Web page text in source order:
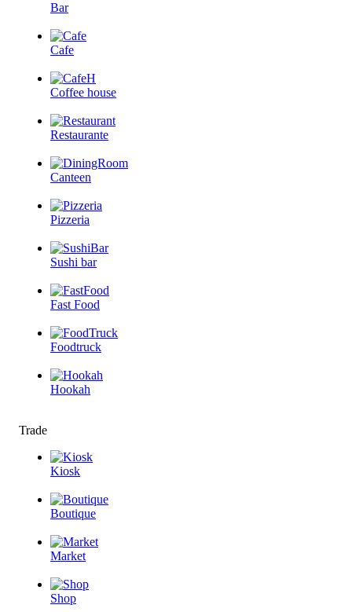
Bar
Cafe
Coffee house
Restaurante
Canteen
Pizzeria
Sushi bar
Fast Food
Foodtruck
Hookah
Trade
Kiosk
Boutique
Market
Shop